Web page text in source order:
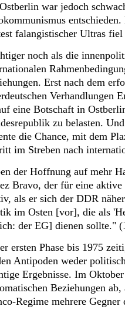
war jedoch
falangistischer Ultras fiel
noch als die
Erst nach dem
Verhandlungen
eine Botschaft in
zu belasten.
die Chance, mit dem
im Streben nach
der Hoffnung auf mehr
Bravo, der für eine
als er sich der DDR
im Osten [vor], die als
der EG] dienen sollte."
ersten Phase bis 1975
Antipoden weder
Ergebnisse. Im
Beziehungen
Regime mehrere